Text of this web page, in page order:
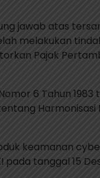
jawab atas
melakukan
Pajak
6 Tahun
keamanan
pada tanggal 15